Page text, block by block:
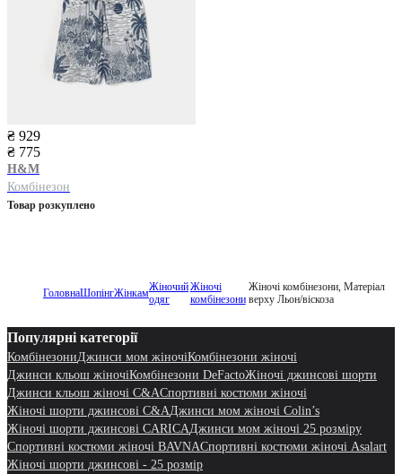
₴ 929
₴ 775
H&M
Комбінезон
Товар розкуплено
ГоловнаШопінгЖінкамЖіночий
одяг
Жіночі
комбінезони
Жіночі комбінезони, Матеріал
верху Льон/віскоза
Популярні категорії
КомбінезониДжинси мом жіночіКомбінезони жіночі
Джинси кльош жіночіКомбінезони DeFactoЖіночі джинсові шорти
Джинси кльош жіночі C&AСпортивні костюми жіночі
Жіночі шорти джинсові C&AДжинси мом жіночі Colin’s
Жіночі шорти джинсові CARICAДжинси мом жіночі 25 розміру
Спортивні костюми жіночі BAVNAСпортивні костюми жіночі Asalart
Жіночі шорти джинсові - 25 розмір